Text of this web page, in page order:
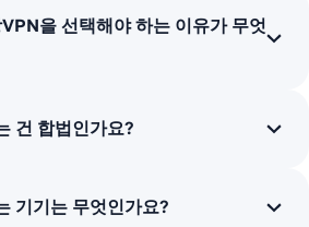
을 선택해야 하는 이유가 무엇
건 합법인가요?
기기는 무엇인가요?